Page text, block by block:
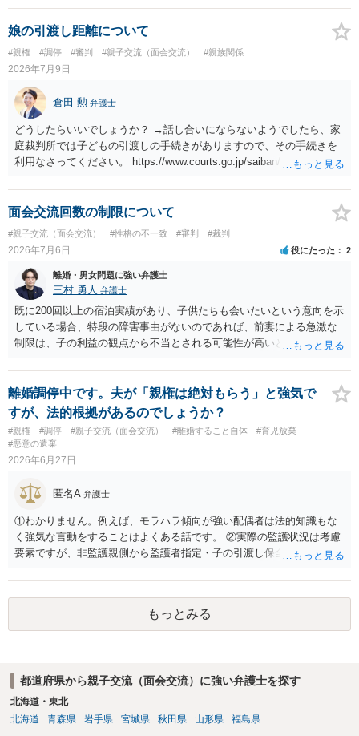
支払った場合に返還請求権が認められたり役所から何らかのペナルテ
ィが課されたりするわけではなく、「残りのお金で自己責任で生活せ
よ」ということになるので、生活保護を受給することになった時はす
みやかに合意のための話し合いあるいは調停申立てをすべきでしょ
う。
娘の引渡し距離について
#親権 #調停 #審判 #親子交流（面会交流） #親族関係
2026年7月9日
倉田 勲 弁護士
どうしたらいいでしょうか？ →話し合いにならないようでしたら、家
庭裁判所では子どもの引渡しの手続きがありますので、その手続きを
利用なさってください。 https://www.courts.go.jp/saiban/syurui/syurui
面会交流回数の制限について
#親子交流（面会交流） #性格の不一致 #審判 #裁判
2026年7月6日 役にたった 2
離婚・男女問題に強い弁護士
三村 勇人 弁護士
既に200回以上の宿泊実績があり、子供たちも会いたいという意向を示
している場合、特段の障害事由がないのであれば、前妻による急激な
制限は、子の利益の観点から不当とされる可能性が高いと考えられま
面会交流となることが期待できるかと思われます。
離婚調停中です。夫が「親権は絶対もらう」と強気で
すが、法的根拠があるのでしょうか？
#親権 #調停 #親子交流（面会交流） #離婚すること自体
#育児放棄
#悪意の遺棄
2026年6月27日
匿名A 弁護士
①わかりません。例えば、モラハラ傾向が強い配偶者は法的知識もな
く強気な言動をすることはよくある話です。 ②実際の監護状況は考慮
要素ですが、非監護親側から監護者指定・子の引渡し保全処分が申し
すべきでないというのが実務の考え方ではないかと思います。 ③あな
たが主たる監護者なのであれば監護者指定等の審判が認められる可能
性はあるでしょう。ただ、本案の前に保全処分（仮処分）を先行して
出すことには慎重になる（本案と同時に判断する）事案もあります。
もっとみる
都道府県から親子交流（面会交流）に強い弁護士を探す
北海道・東北
北海道
青森県 岩手県 宮城県 秋田県 山形県 福島県